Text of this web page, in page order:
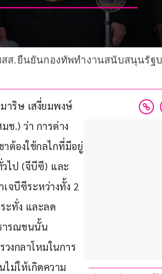
สส.ยืนยันกองทัพทำงานสนับสนุนรัฐ
าริษ เสงี่ยมพงษ์
ช.) ว่า การต่าง
ต้องใช้กลไกที่มีอยู่
ไป (จีบีซี) และ
จบีซีระหว่างทั้ง 2
ะทั่ง และลด
ารณชนนั้น
งกลาโหมในการ
ม่ให้เกิดความ